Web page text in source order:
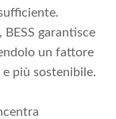
garantisce
un fattore
più sostenibile.